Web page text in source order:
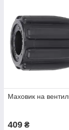
Маховик на
409 ₴